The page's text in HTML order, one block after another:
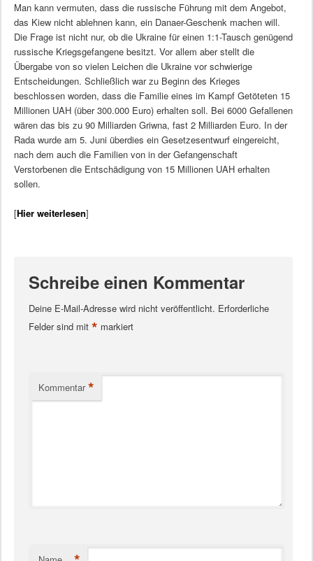
Man kann vermuten, dass die russische Führung mit dem Angebot,
das Kiew nicht ablehnen kann, ein Danaer-Geschenk machen will.
Die Frage ist nicht nur, ob die Ukraine für einen 1:1-Tausch genügend
russische Kriegsgefangene besitzt. Vor allem aber stellt die
Übergabe von so vielen Leichen die Ukraine vor schwierige
Entscheidungen. Schließlich war zu Beginn des Krieges
beschlossen worden, dass die Familie eines im Kampf Getöteten 15
Millionen UAH (über 300.000 Euro) erhalten soll. Bei 6000 Gefallenen
wären das bis zu 90 Milliarden Griwna, fast 2 Milliarden Euro. In der
Rada wurde am 5. Juni überdies ein Gesetzesentwurf eingereicht,
nach dem auch die Familien von in der Gefangenschaft
Verstorbenen die Entschädigung von 15 Millionen UAH erhalten
sollen.
[Hier weiterlesen]
Schreibe einen Kommentar
Deine E-Mail-Adresse wird nicht veröffentlicht. Erforderliche
Felder sind mit * markiert
Kommentar *